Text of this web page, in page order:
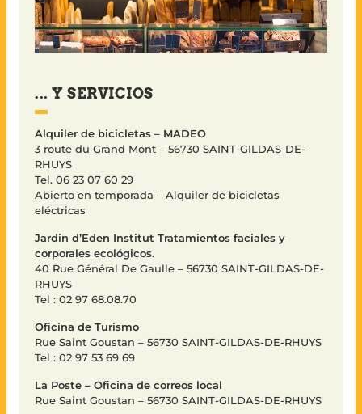
... Y SERVICIOS
Alquiler de bicicletas – MADEO
3 route du Grand Mont – 56730 SAINT-GILDAS-DE-
RHUYS
Tel. 06 23 07 60 29
Abierto en temporada – Alquiler de bicicletas
eléctricas
Jardin d’Eden Institut Tratamientos faciales y
corporales ecológicos.
40 Rue Général De Gaulle – 56730 SAINT-GILDAS-DE-
RHUYS
Tel : 02 97 68.08.70
Oficina de Turismo
Rue Saint Goustan – 56730 SAINT-GILDAS-DE-RHUYS
Tel : 02 97 53 69 69
La Poste – Oficina de correos local
Rue Saint Goustan – 56730 SAINT-GILDAS-DE-RHUYS